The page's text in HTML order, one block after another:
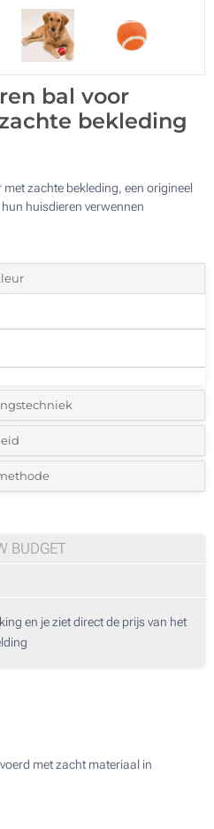
bal voor
bekleding
zachte bekleding, een origineel
huisdieren verwennen
van het logo:
aantal in
BUDGET
en je ziet direct de prijs van het
met zacht materiaal in